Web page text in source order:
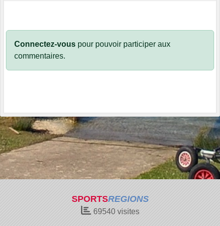
Connectez-vous pour pouvoir participer aux
commentaires.
SPORTSREGIONS
69540visites